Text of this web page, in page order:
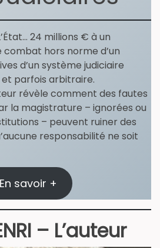
24 millions € à un
hors norme d’un
d’un système judiciaire
parfois arbitraire.
révèle comment des fautes
la magistrature – ignorées ou
– peuvent ruiner des
responsabilité ne soit
En savoir +
– L’auteur